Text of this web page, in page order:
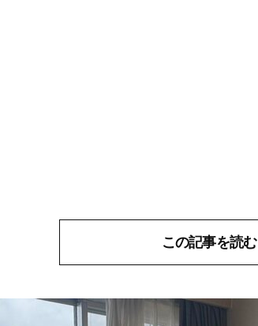
この記事を読む